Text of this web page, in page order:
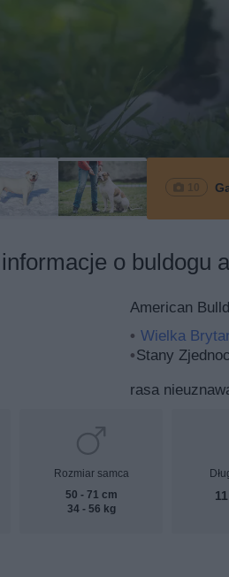
10
o buldogu
American
Wielka
Stany
rasa
Rozmiar samca
50 - 71 cm
34 - 56 kg